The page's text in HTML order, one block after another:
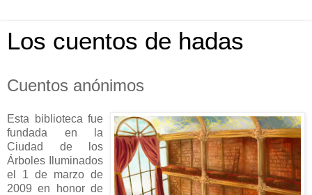
Los cuentos de hadas
Cuentos anónimos
Esta biblioteca fue
fundada en la
Ciudad de los
Árboles Iluminados
el 1 de marzo de
2009 en honor de